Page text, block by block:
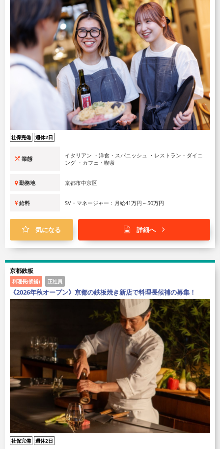
社保完備 週休2日
業態
イタリアン ・洋食・スパニッシュ ・レストラン・ダイニ
ング ・カフェ・喫茶
勤務地 京都市中京区
給料 SV・マネージャー：月給41万円～50万円
気になる 詳細へ
京都鉄板
料理長(候補) 正社員
《2026年秋オープン》京都の鉄板焼き新店で料理長候補の募集！
社保完備 週休2日